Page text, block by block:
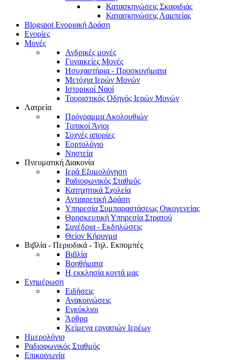
Κατασκηνώσεις Σκαφιδιάς
Κατασκηνώσεις Λαμπείας
Blogspot Ενοριακή Δράση
Ενορίες
Μονές
Ανδρικές μονές
Γυναικείες Μονές
Ησυχαστήρια - Προσκυνήματα
Μετόχια Ιερών Μονών
Ιστορικοί Ναοί
Τουριστικός Οδηγός Ιερών Μονών
Λατρεία
Πρόγραμμα Ακολουθιών
Τοπικοί Άγιοι
Συχνές απορίες
Εορτολόγιο
Νηστεία
Πνευματική Διακονία
Ιερά Εξομολόγηση
Ραδιοφωνικός Σταθμός
Κατηχητικά Σχολεία
Αντιαιρετική Δράση
Υπηρεσία Συμπαραστάσεως Οικογενείας
Θρησκευτική Υπηρεσία Στρατού
Συνέδρια - Εκδηλώσεις
Θείον Κήρυγμα
Βιβλία - Περιοδικά - Τηλ. Εκπομπές
Βιβλία
Βοηθήματα
Η εκκλησία κοντά μας
Ενημέρωση
Ειδήσεις
Ανακοινώσεις
Εγκύκλιοι
Άρθρα
Κείμενα εργασιών Ιερέων
Ημερολόγιο
Ραδιοφωνικός Σταθμός
Επικοινωνία